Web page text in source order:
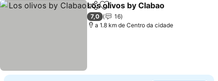
PartilharAdicionar aos favoritos
Los olivos by Clabao
7,0
16
a 1.8 km de Centro da cidade